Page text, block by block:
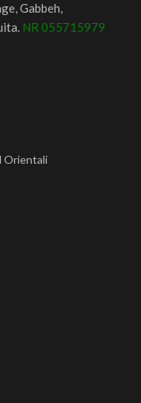
Gabbeh,
NR 055715979
Orientali